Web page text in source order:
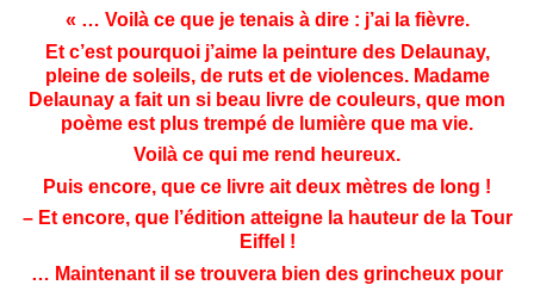
« … Voilà ce que je tenais à dire : j’ai la fièvre.
Et c’est pourquoi j’aime la peinture des Delaunay,
pleine de soleils, de ruts et de violences. Madame
Delaunay a fait un si beau livre de couleurs, que mon
poème est plus trempé de lumière que ma vie.
Voilà ce qui me rend heureux.
Puis encore, que ce livre ait deux mètres de long !
– Et encore, que l’édition atteigne la hauteur de la Tour
Eiffel !
… Maintenant il se trouvera bien des grincheux pour